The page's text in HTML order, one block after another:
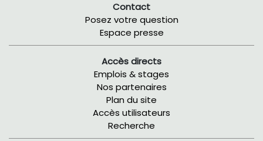
Contact
Posez votre question
Espace presse
Accès directs
Emplois & stages
Nos partenaires
Plan du site
Accès utilisateurs
Recherche